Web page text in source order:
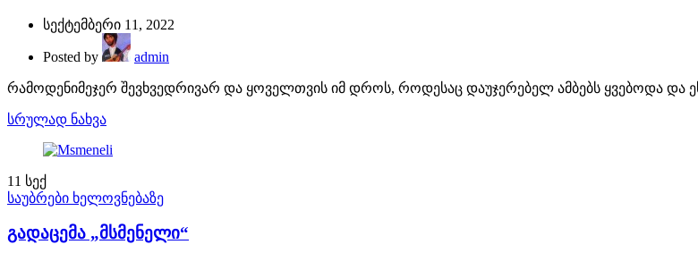
სექტემბერი 11, 2022
Posted by admin
რამოდენიმეჯერ შევხვედრივარ და ყოველთვის იმ დროს, როდესაც დაუჯერებელ ამბებს ყვებოდა და
სრულად ნახვა
11 სექ
საუბრები ხელოვნებაზე
გადაცემა „მსმენელი“